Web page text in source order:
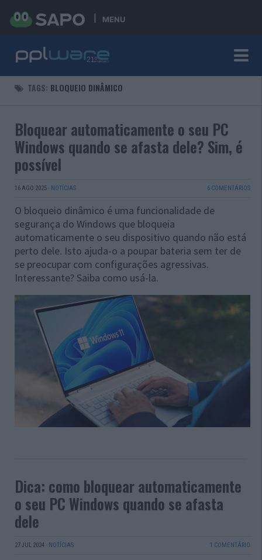
MENU
TAGS: BLOQUEIO DINÂMICO
Bloquear automaticamente o seu PC
Windows quando se afasta dele? Sim, é
possível
16 AGO 2025 · NOTÍCIAS 6 COMENTÁRIOS
O bloqueio dinâmico é uma funcionalidade de
segurança do Windows que bloqueia
automaticamente o seu dispositivo quando não está
perto dele. Isto ajuda-o a poupar bateria sem ter de
se preocupar com configurações agressivas.
Interessante? Saiba como usá-la.
Dica: como bloquear automaticamente
o seu PC Windows quando se afasta
dele
27 JUL 2024 · NOTÍCIAS 1 COMENTÁRIO